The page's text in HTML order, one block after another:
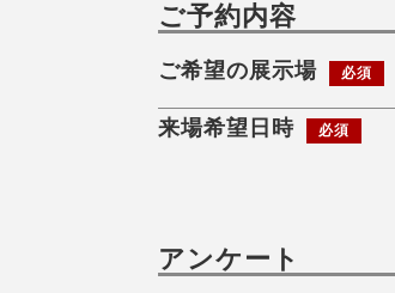
ご予約内容
ご希望の展示場 必須
来場希望日時 必須
アンケート